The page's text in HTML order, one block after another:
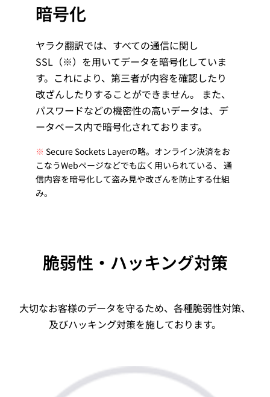
暗号化
ヤラク翻訳では、すべての通信に関し
SSL（※）を用いてデータを暗号化していま
す。これにより、第三者が内容を確認したり
改ざんしたりすることができません。 また、
パスワードなどの機密性の高いデータは、デ
ータベース内で暗号化されております。
※ Secure Sockets Layerの略。オンライン決済をお
こなうWebページなどでも広く用いられている、 通
信内容を暗号化して盗み見や改ざんを防止する仕組
み。
脆弱性・ハッキング対策
大切なお客様のデータを守るため、各種脆弱性対策、
及びハッキング対策を施しております。